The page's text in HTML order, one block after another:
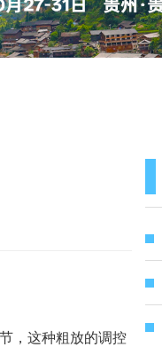
，这种粗放的调控